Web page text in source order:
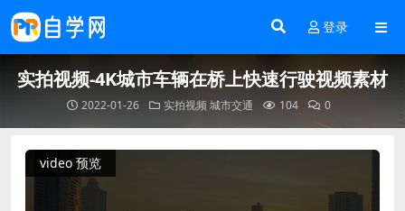
登录
实拍视频-4K城市车辆在桥上快速行驶视频素材
2022-01-26 实拍视频城市交通 104 0
video 预览